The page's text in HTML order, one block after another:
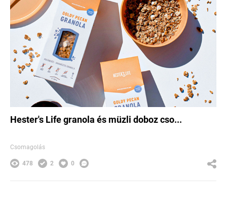
Hester's Life granola és müzli doboz cso...
Csomagolás
478 2 0